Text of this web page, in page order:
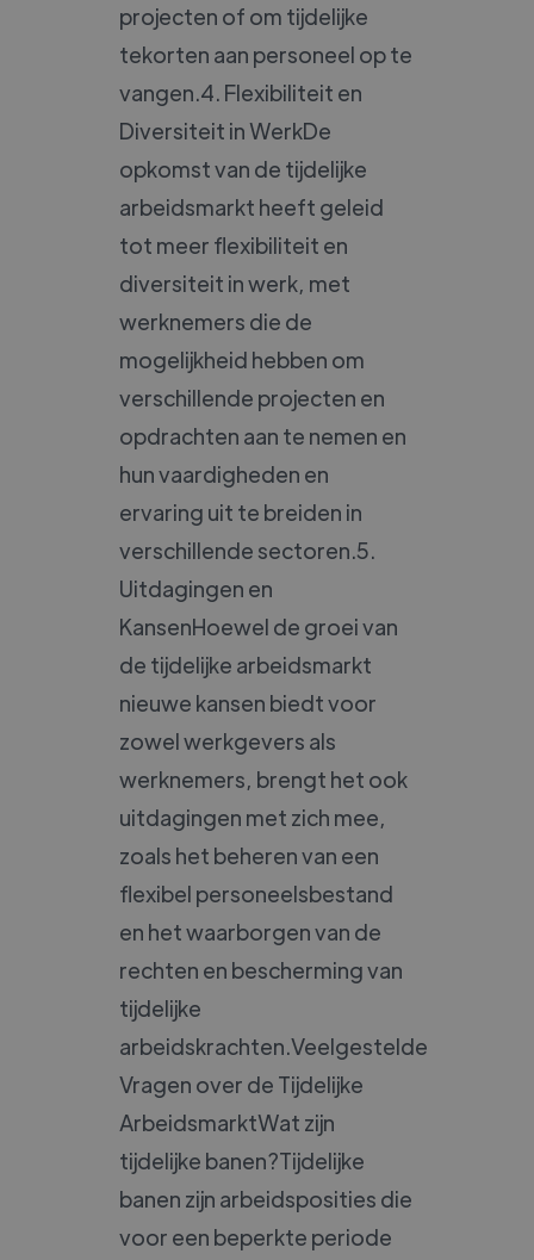
projecten of om tijdelijke
tekorten aan personeel op te
vangen.4. Flexibiliteit en
Diversiteit in WerkDe
opkomst van de tijdelijke
arbeidsmarkt heeft geleid
tot meer flexibiliteit en
diversiteit in werk, met
werknemers die de
mogelijkheid hebben om
verschillende projecten en
opdrachten aan te nemen en
hun vaardigheden en
ervaring uit te breiden in
verschillende sectoren.5.
Uitdagingen en
KansenHoewel de groei van
de tijdelijke arbeidsmarkt
nieuwe kansen biedt voor
zowel werkgevers als
werknemers, brengt het ook
uitdagingen met zich mee,
zoals het beheren van een
flexibel personeelsbestand
en het waarborgen van de
rechten en bescherming van
tijdelijke
arbeidskrachten.Veelgestelde
Vragen over de Tijdelijke
ArbeidsmarktWat zijn
tijdelijke banen?Tijdelijke
banen zijn arbeidsposities die
voor een beperkte periode